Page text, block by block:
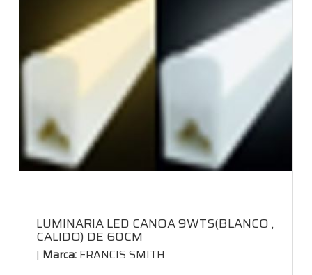
LUMINARIA LED CANOA 9WTS(BLANCO ,
CALIDO) DE 60CM
| Marca: FRANCIS SMITH